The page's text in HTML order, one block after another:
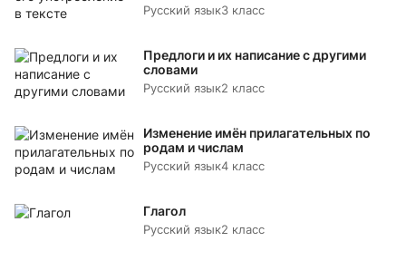
Русский язык3 класс
Предлоги и их написание с другими
словами
Русский язык2 класс
Изменение имён прилагательных по
родам и числам
Русский язык4 класс
Глагол
Русский язык2 класс